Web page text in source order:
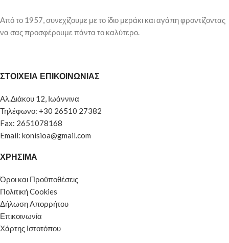
Από το 1957, συνεχίζουμε με το ίδιο μεράκι και αγάπη φροντίζοντας
να σας προσφέρουμε πάντα το καλύτερο.
ΣΤΟΙΧΕΙΑ ΕΠΙΚΟΙΝΩΝΙΑΣ
Αλ.Διάκου 12, Ιωάννινα
Τηλέφωνο: +30 26510 27382
Fax: 2651078168
Email: konisioa@gmail.com
ΧΡΗΣΙΜΑ
Όροι και Προϋποθέσεις
Πολιτική Cookies
Δήλωση Απορρήτου
Επικοινωνία
Χάρτης Ιστοτόπου